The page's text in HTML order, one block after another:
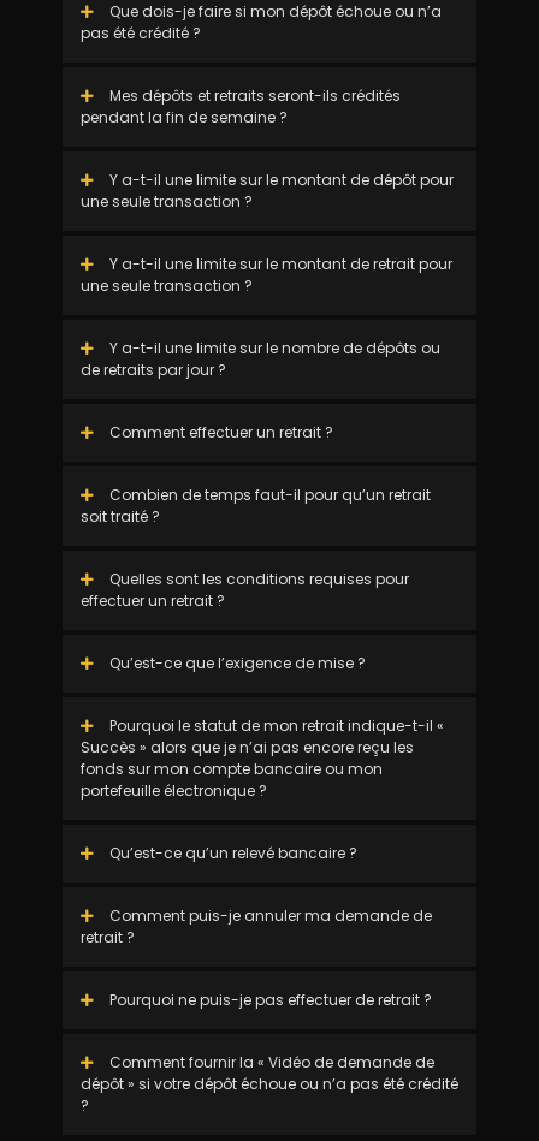
Que dois-je faire si mon dépôt échoue ou n’a
pas été crédité ?
Mes dépôts et retraits seront-ils crédités
pendant la fin de semaine ?
Y a-t-il une limite sur le montant de dépôt pour
une seule transaction ?
Y a-t-il une limite sur le montant de retrait pour
une seule transaction ?
Y a-t-il une limite sur le nombre de dépôts ou
de retraits par jour ?
Comment effectuer un retrait ?
Combien de temps faut-il pour qu’un retrait
soit traité ?
Quelles sont les conditions requises pour
effectuer un retrait ?
Qu’est-ce que l’exigence de mise ?
Pourquoi le statut de mon retrait indique-t-il «
Succès » alors que je n’ai pas encore reçu les
fonds sur mon compte bancaire ou mon
portefeuille électronique ?
Qu’est-ce qu’un relevé bancaire ?
Comment puis-je annuler ma demande de
retrait ?
Pourquoi ne puis-je pas effectuer de retrait ?
Comment fournir la « Vidéo de demande de
dépôt » si votre dépôt échoue ou n’a pas été crédité
?